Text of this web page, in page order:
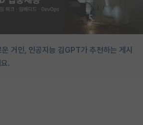
거인, 인공지능 김GPT가 추천하는 게시
.